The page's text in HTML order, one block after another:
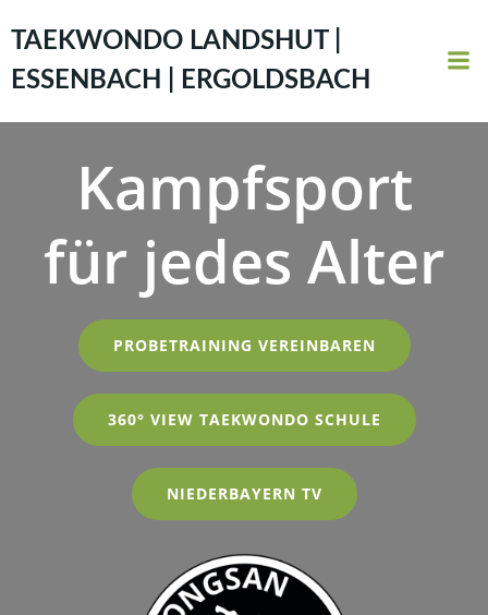
Inhalt
springen
TAEKWONDO LANDSHUT |
ESSENBACH | ERGOLDSBACH
Kampfsport
für jedes Alter
PROBETRAINING VEREINBAREN
360° VIEW TAEKWONDO SCHULE
NIEDERBAYERN TV